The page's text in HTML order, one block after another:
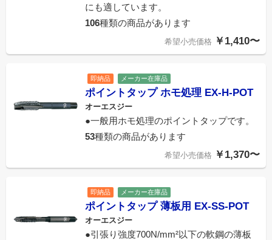
にも適しています。
106種類の商品があります
希望小売価格 ￥1,410〜
即納品 メーカー在庫品
ポイントタップ ホモ処理 EX-H-POT
オーエスジー
●一般用ホモ処理のポイントタップです。
53種類の商品があります
希望小売価格 ￥1,370〜
即納品 メーカー在庫品
ポイントタップ 薄板用 EX-SS-POT
オーエスジー
●引張り強度700N/mm²以下の軟鋼の薄板